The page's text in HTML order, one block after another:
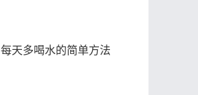
每天多喝水的简单方法